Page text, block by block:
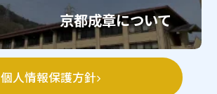
京都成章について
個人情報保護方針